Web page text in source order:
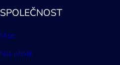
SPOLEČNOST
Mise
Náš příběh